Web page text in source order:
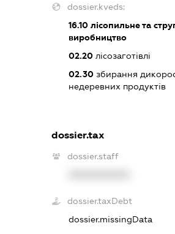
dossier.kveds:
16.10 лісопильне та
виробництво
02.20 лісозаготівлі
02.30 збирання
недеревних продуктів
dossier.tax
dossier.staff
dossier.taxDebt
dossier.missingData